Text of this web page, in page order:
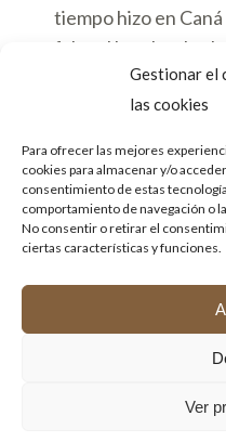
Gestionar el
las cookies
Para ofrecer las mejores
cookies para almacenar y/o
consentimiento de estas
comportamiento de navegación o
No consentir o retirar el
ciertas características y funciones.
Ver
tiempo hizo en
falte al hombre la
que llega a
resurrección de
actitud de
obediencia, para
rodear con los
DIA QUINTO
Triunfadora del mal
Del libro de Judit 9,
Destruye, oh
el número, ni del